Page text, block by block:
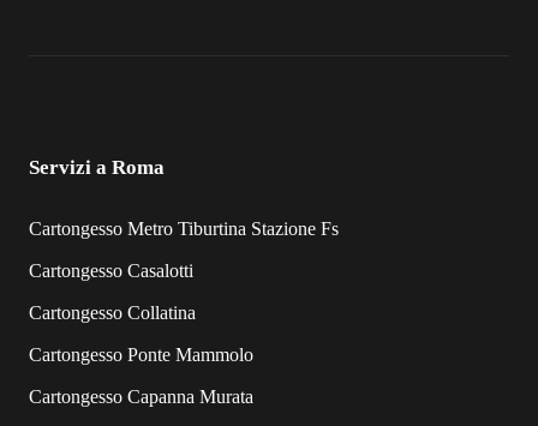
Servizi a Roma
Cartongesso Metro Tiburtina Stazione Fs
Cartongesso Casalotti
Cartongesso Collatina
Cartongesso Ponte Mammolo
Cartongesso Capanna Murata